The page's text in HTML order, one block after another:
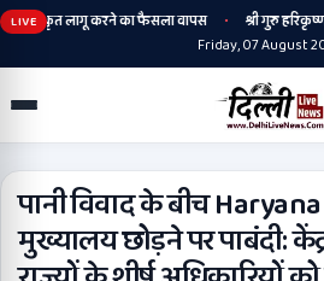
LIVE
संस्कृत लागू करने का फैसला वापस •
श्री गुरु हरिकृष्ण
Friday, 07 August
पानी विवाद के बीच
मुख्यालय छोड़ने पर पाबंदी: